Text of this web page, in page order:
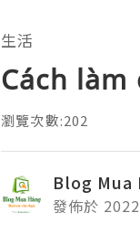
生活
Cách làm
瀏覽次數:202
Blog Mua
發佈於